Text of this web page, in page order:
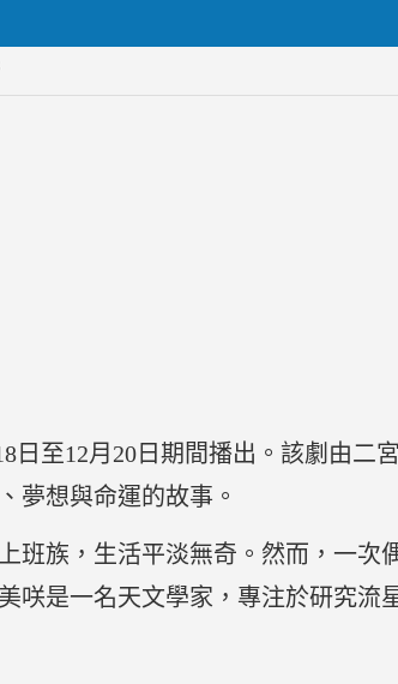
日至12月20日期間播出。該劇由二
夢想與命運的故事。
族，生活平淡無奇。然而，一次
咲是一名天文學家，專注於研究流